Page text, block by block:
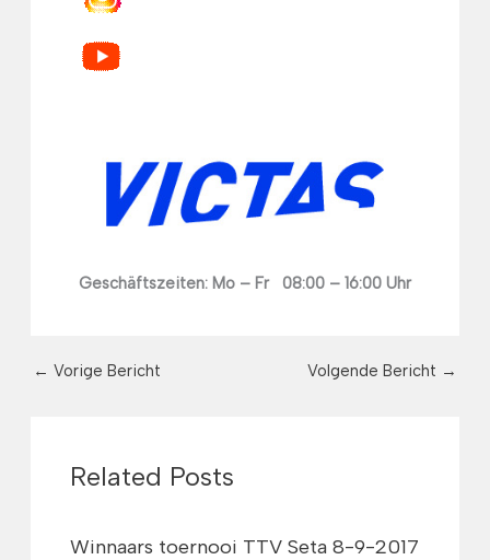
Geschäftszeiten: Mo – Fr 08:00 – 16:00 Uhr
← Vorige Bericht Volgende Bericht →
Related Posts
Winnaars toernooi TTV Seta 8-9-2017